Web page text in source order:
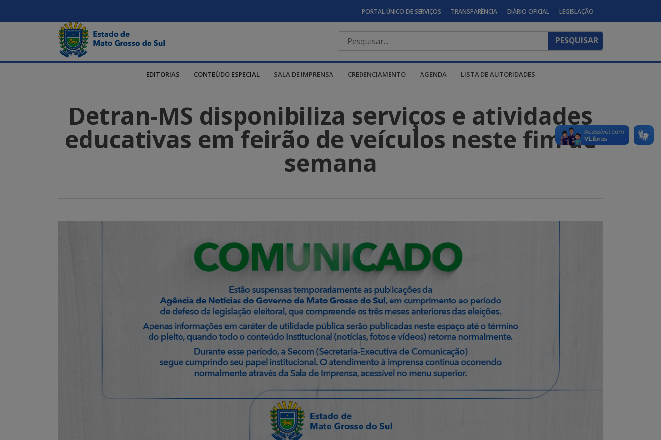
PORTAL ÚNICO DE SERVIÇOS TRANSPARÊNCIA DIÁRIO OFICIAL LEGISLAÇÃO
EDITORIAS CONTEÚDO ESPECIAL SALA DE IMPRENSA CREDENCIAMENTO AGENDA LISTA DE AUTORIDADES
Detran-MS disponibiliza serviços e atividades
educativas em feirão de veículos neste fim de
semana